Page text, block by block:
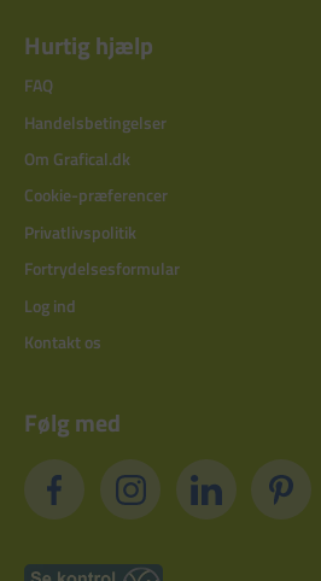
Hurtig hjælp
FAQ
Handelsbetingelser
Om Grafical.dk
Cookie-præferencer
Privatlivspolitik
Fortrydelsesformular
Log ind
Kontakt os
Følg med